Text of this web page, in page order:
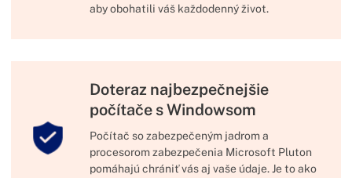
aby obohatili váš každodenný život.
Doteraz najbezpečnejšie
počítače s Windowsom
Počítač so zabezpečeným jadrom a
procesorom zabezpečenia Microsoft Pluton
pomáhajú chrániť vás aj vaše údaje. Je to ako